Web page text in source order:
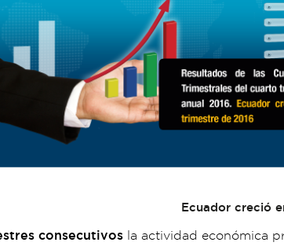
Ecuador creció
consecutivosla actividad económica